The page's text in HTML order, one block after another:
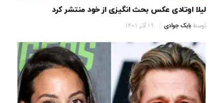
لیلا اوتادی عکس بحث انگیزی از خود منتشر کرد
توسطبابک جوادی 19 آذر, 1401